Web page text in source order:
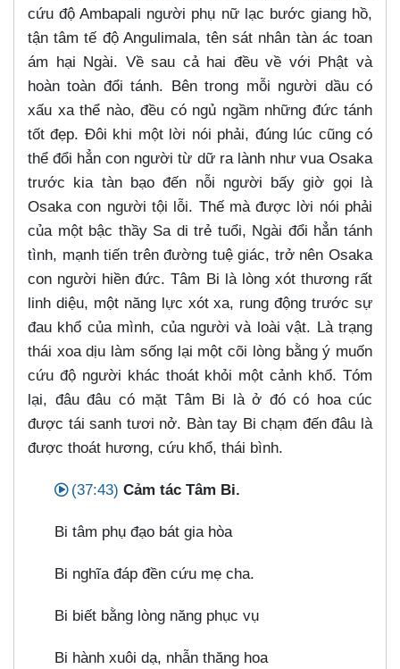
cứu độ Ambapali người phụ nữ lạc bước giang hồ,
tận tâm tế độ Angulimala, tên sát nhân tàn ác toan
ám hại Ngài. Về sau cả hai đều về với Phật và
hoàn toàn đổi tánh. Bên trong mỗi người dầu có
xấu xa thể nào, đều có ngủ ngầm những đức tánh
tốt đẹp. Đôi khi một lời nói phải, đúng lúc cũng có
thể đổi hẳn con người từ dữ ra lành như vua Osaka
trước kia tàn bạo đến nỗi người bấy giờ gọi là
Osaka con người tội lỗi. Thế mà được lời nói phải
của một bậc thầy Sa di trẻ tuổi, Ngài đổi hẳn tánh
tình, mạnh tiến trên đường tuệ giác, trở nên Osaka
con người hiền đức. Tâm Bi là lòng xót thương rất
linh diệu, một năng lực xót xa, rung động trước sự
đau khổ của mình, của người và loài vật. Là trạng
thái xoa dịu làm sống lại một cõi lòng bằng ý muốn
cứu độ người khác thoát khỏi một cảnh khổ. Tóm
lại, đâu đâu có mặt Tâm Bi là ở đó có hoa cúc
được tái sanh tươi nở. Bàn tay Bi chạm đến đâu là
được thoát hương, cứu khổ, thái bình.
(37:43) Cảm tác Tâm Bi.
Bi tâm phụ đạo bát gia hòa
Bi nghĩa đáp đền cứu mẹ cha.
Bi biết bằng lòng năng phục vụ
Bi hành xuôi dạ, nhẫn thăng hoa